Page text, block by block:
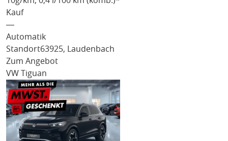
Kauf
―
Automatik
Standort63925, Laudenbach
Zum Angebot
VW Tiguan